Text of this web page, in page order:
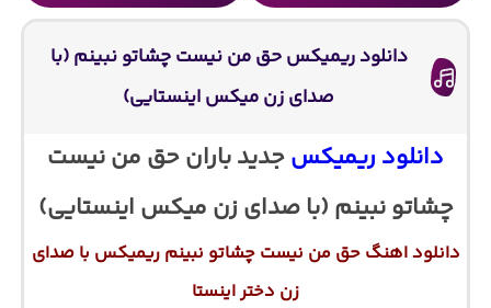
دانلود ریمیکس حق من نیست چشاتو نبینم (با
صدای زن میکس اینستایی)
دانلود ریمیکسجدید باران حق من نیست
چشاتو نبینم (با صدای زن میکس اینستایی)
دانلود اهنگ حق من نیست چشاتو نبینم ریمیکس با صدای
زن دختر اینستا